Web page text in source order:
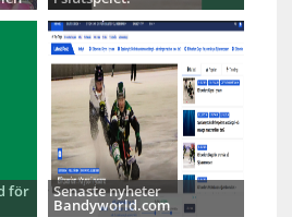
för Senaste nyheter
Bandyworld.com